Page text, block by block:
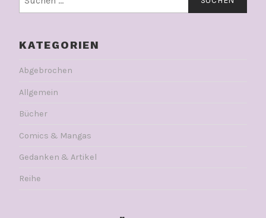
nach:
KATEGORIEN
Abgebrochen
Allgemein
Bücher
Comics & Mangas
Gedanken & Artikel
Reihe